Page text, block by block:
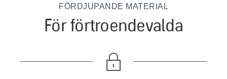
FÖRDJUPANDE MATERIAL
För förtroendevalda